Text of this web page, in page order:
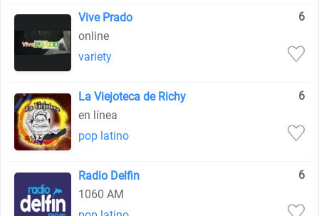
Vive Prado
6
online
variety
La Viejoteca de Richy
6
en línea
pop latino
Radio Delfin
6
1060 AM